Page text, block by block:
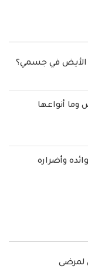
الأيض في جسمي؟
وما أنواعها
وأضراره